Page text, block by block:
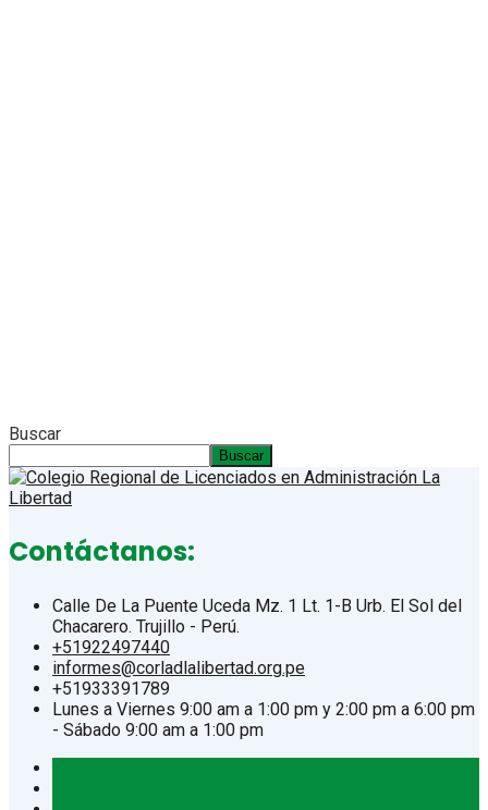
Buscar
Buscar
Contáctanos:
Calle De La Puente Uceda Mz. 1 Lt. 1-B Urb. El Sol del
Chacarero. Trujillo - Perú.
+51922497440
informes@corladlalibertad.org.pe
+51933391789
Lunes a Viernes 9:00 am a 1:00 pm y 2:00 pm a 6:00 pm
- Sábado 9:00 am a 1:00 pm